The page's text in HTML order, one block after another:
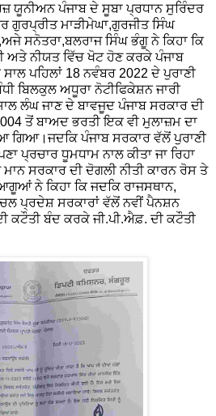
ਯੂਨੀਅਨ ਪੰਜਾਬ ਦੇ ਸੂਬਾ ਪ੍ਰਧਾਨ ਸੁਰਿੰਦਰ
ਮਾੜੀਮੇਘਾ,ਗੁਰਜੀਤ ਸਿੰਘ
ਸਨੋਤਰਾ,ਬਲਰਾਜ ਸਿੰਘ ਭੰਗੂ ਨੇ ਕਿਹਾ ਕਿ
ਅਤੇ ਨੀਯਤ ਵਿੱਚ ਖੋਟ ਹੋਣ ਕਰਕੇ ਪੰਜਾਬ
ਪਹਿਲਾਂ 18 ਨਵੰਬਰ 2022 ਦੇ ਪੁਰਾਣੀ
ਬਿਲਕੁਲ ਅਧੂਰਾ ਨੋਟੀਫਿਕੇਸ਼ਨ ਜਾਰੀ
ਲੰਘ ਜਾਣ ਦੇ ਬਾਵਜੂਦ ਪੰਜਾਬ ਸਰਕਾਰ ਦੀ
ਤੋਂ ਬਾਅਦ ਭਰਤੀ ਇਕ ਵੀ ਮੁਲਾਜ਼ਮ ਦਾ
ਗਿਆ।ਜਦਕਿ ਪੰਜਾਬ ਸਰਕਾਰ ਵੱਲੋਂ ਪੁਰਾਣੀ
ਪ੍ਰਚਾਰ ਧੂਮਧਾਮ ਨਾਲ ਕੀਤਾ ਜਾ ਰਿਹਾ
ਸਰਕਾਰ ਦੀ ਦੋਗਲੀ ਨੀਤੀ ਕਾਰਨ ਰੋਸ ਤੇ
ਨੇ ਕਿਹਾ ਕਿ ਜਦਕਿ ਰਾਜਸਥਾਨ,
ਪ੍ਰਦੇਸ਼ ਸਰਕਾਰਾਂ ਵੱਲੋਂ ਨਵੀਂ ਪੈਨਸ਼ਨ
ਕਟੌਤੀ ਬੰਦ ਕਰਕੇ ਜੀ.ਪੀ.ਐਫ਼. ਦੀ ਕਟੌਤੀ